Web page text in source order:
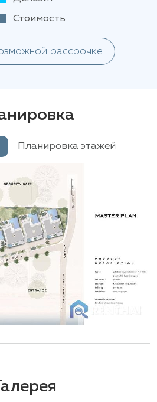
Стоимость
рассрочке
Планировка этажей